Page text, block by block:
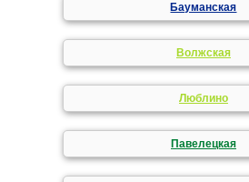
Бауманская
Волжская
Люблино
Павелецкая